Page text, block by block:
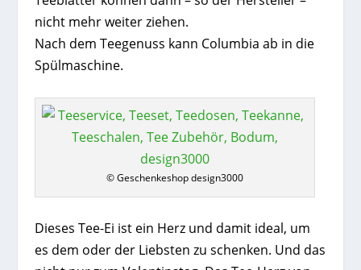
nicht mehr weiter ziehen.
Nach dem Teegenuss kann Columbia ab in die
Spülmaschine.
© Geschenkeshop design3000
Dieses Tee-Ei ist ein Herz und damit ideal, um
es dem oder der Liebsten zu schenken. Und das